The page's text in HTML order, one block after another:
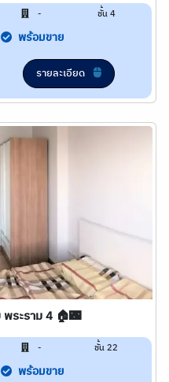
- ชั้น 4
พร้อมขาย
รายละเอียด
ระราม 4 🏠🌃
- ชั้น 22
พร้อมขาย